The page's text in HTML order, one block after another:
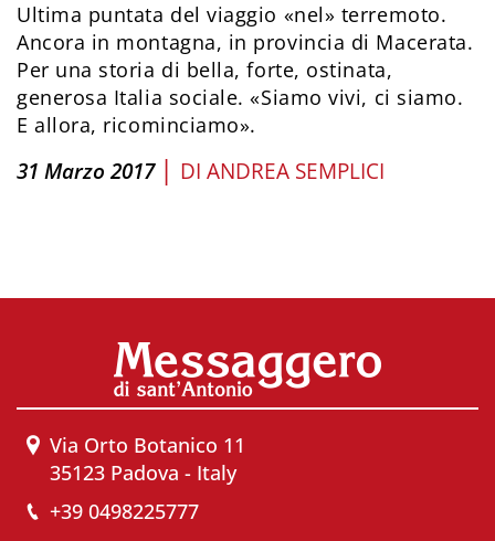
Ultima puntata del viaggio «nel» terremoto.
Ancora in montagna, in provincia di Macerata.
Per una storia di bella, forte, ostinata,
generosa Italia sociale. «Siamo vivi, ci siamo.
E allora, ricominciamo».
31 Marzo 2017 | DI ANDREA SEMPLICI
Via Orto Botanico 11
35123 Padova - Italy
+39 0498225777